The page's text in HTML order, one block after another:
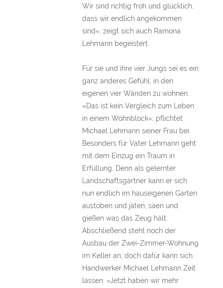
Wir sind richtig froh und glücklich,
dass wir endlich angekommen
sind«, zeigt sich auch Ramona
Lehmann begeistert.
Für sie und ihre vier Jungs sei es ein
ganz anderes Gefühl, in den
eigenen vier Wänden zu wohnen.
»Das ist kein Vergleich zum Leben
in einem Wohnblock«, pflichtet
Michael Lehmann seiner Frau bei.
Besonders für Vater Lehmann geht
mit dem Einzug ein Traum in
Erfüllung. Denn als gelernter
Landschaftsgärtner kann er sich
nun endlich im hauseigenen Garten
austoben und jäten, säen und
gießen was das Zeug hält.
Abschließend steht noch der
Ausbau der Zwei-Zimmer-Wohnung
im Keller an, doch dafür kann sich
Handwerker Michael Lehmann Zeit
lassen. »Jetzt haben wir mehr